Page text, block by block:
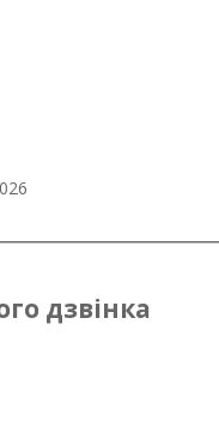
дзвінка